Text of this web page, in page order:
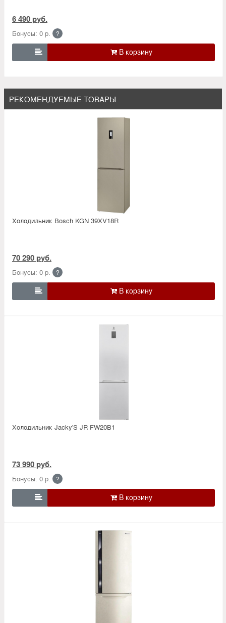
6 490 руб.
Бонусы: 0 р. ?

РЕКОМЕНДУЕМЫЕ ТОВАРЫ
Холодильник Bosсh KGN 39XV18R
70 290 руб.
Бонусы: 0 р. ?

Холодильник Jacky'S JR FW20B1
73 990 руб.
Бонусы: 0 р. ?
